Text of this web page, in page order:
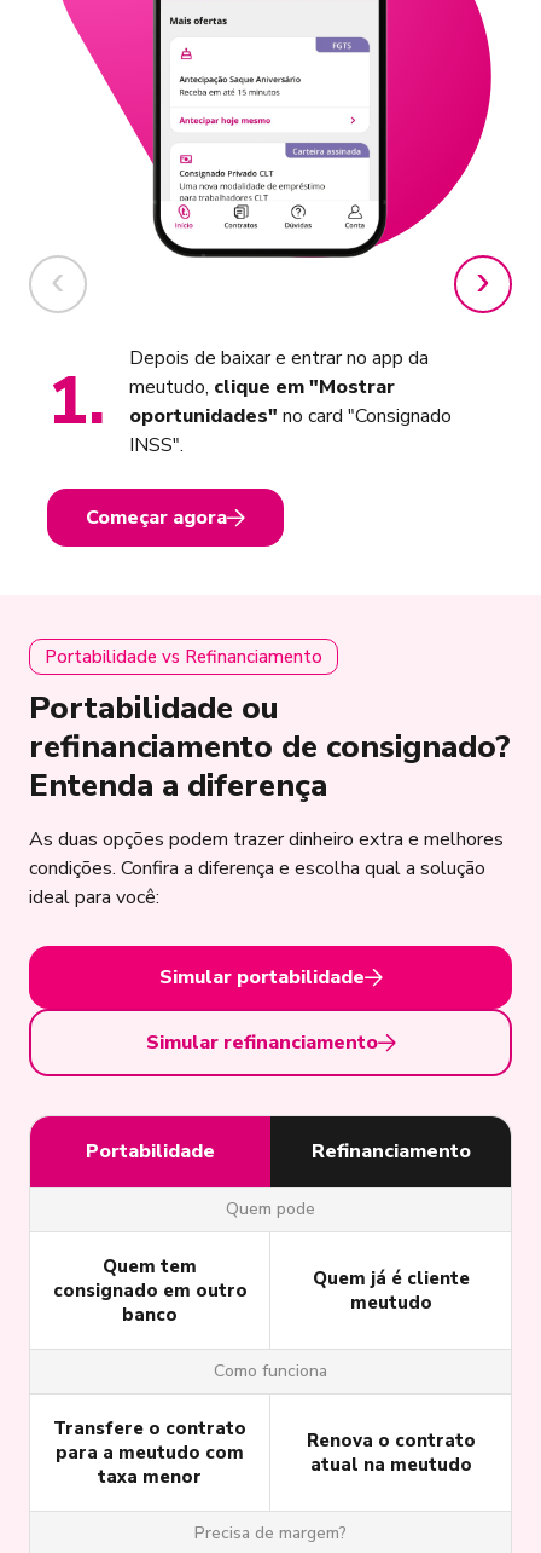
1.
Depois de baixar e entrar no app da
meutudo, clique em "Mostrar
oportunidades" no card "Consignado
INSS".
Começar agora
Portabilidade vs Refinanciamento
Portabilidade ou
refinanciamento de consignado?
Entenda a diferença
As duas opções podem trazer dinheiro extra e melhores
condições. Confira a diferença e escolha qual a solução
ideal para você:
Simular portabilidade
Simular refinanciamento
Portabilidade Refinanciamento
Quem pode
Quem tem
consignado em outro
banco
Quem já é cliente
meutudo
Como funciona
Transfere o contrato
para a meutudo com
taxa menor
Renova o contrato
atual na meutudo
Precisa de margem?